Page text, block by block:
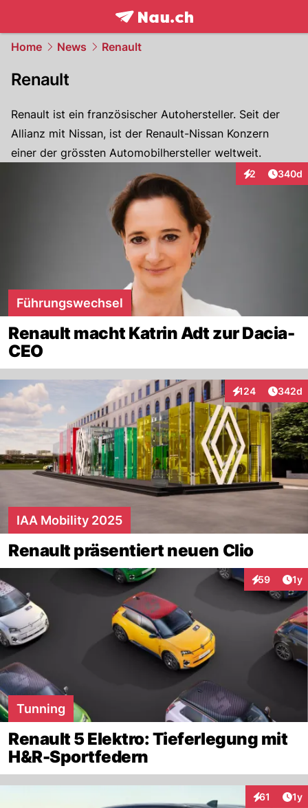
frontpage.NAU.ch
Home News Renault
Renault
Renault ist ein französischer Autohersteller. Seit der
Allianz mit Nissan, ist der Renault-Nissan Konzern
einer der grössten Automobilhersteller weltweit.
2
Interaktionen
340d
Führungswechsel
Renault macht Katrin Adt zur Dacia-
CEO
124
Interaktionen342d
IAA Mobility 2025
Renault präsentiert neuen Clio
59 1y
Tunning
Renault 5 Elektro: Tieferlegung mit
H&R-Sportfedern
61 1y